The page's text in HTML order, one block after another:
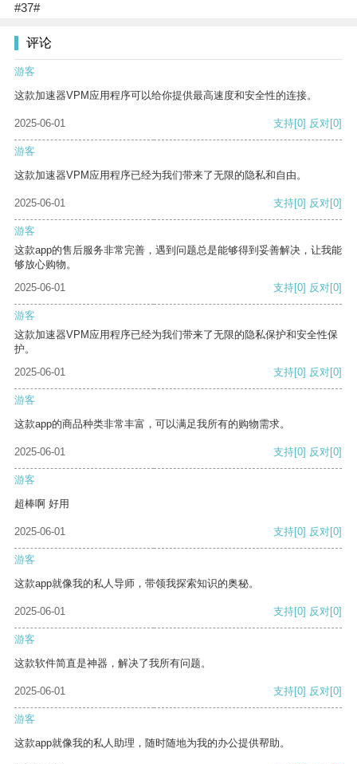
#37#
评论
游客
这款加速器VPM应用程序可以给你提供最高速度和安全性的连接。
2025-06-01 支持[0] 反对[0]
游客
这款加速器VPM应用程序已经为我们带来了无限的隐私和自由。
2025-06-01 支持[0] 反对[0]
游客
这款app的售后服务非常完善，遇到问题总是能够得到妥善解决，让我能
够放心购物。
2025-06-01
支持[0] 反对[0]
游客
这款加速器VPM应用程序已经为我们带来了无限的隐私保护和安全性保
护。
2025-06-01
支持[0] 反对[0]
游客
这款app的商品种类非常丰富，可以满足我所有的购物需求。
2025-06-01 支持[0] 反对[0]
游客
超棒啊 好用
2025-06-01 支持[0] 反对[0]
游客
这款app就像我的私人导师，带领我探索知识的奥秘。
2025-06-01 支持[0] 反对[0]
游客
这款软件简直是神器，解决了我所有问题。
2025-06-01 支持[0] 反对[0]
游客
这款app就像我的私人助理，随时随地为我的办公提供帮助。